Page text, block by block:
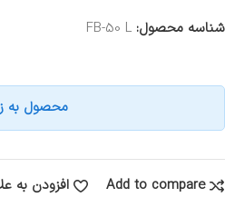
شناسه محصول: FB-50 L
محصول به
Add to compare
افزودن به